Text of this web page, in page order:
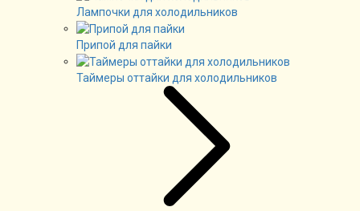
Лампочки для холодильников
Припой для пайки
Таймеры оттайки для холодильников